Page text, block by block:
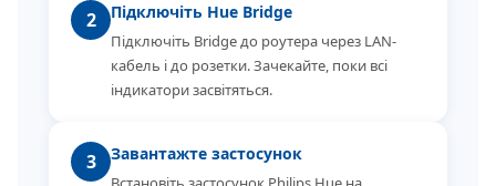
2 Підключіть Hue Bridge
Підключіть Bridge до роутера через LAN-
кабель і до розетки. Зачекайте, поки всі
індикатори засвітяться.
3 Завантажте застосунок